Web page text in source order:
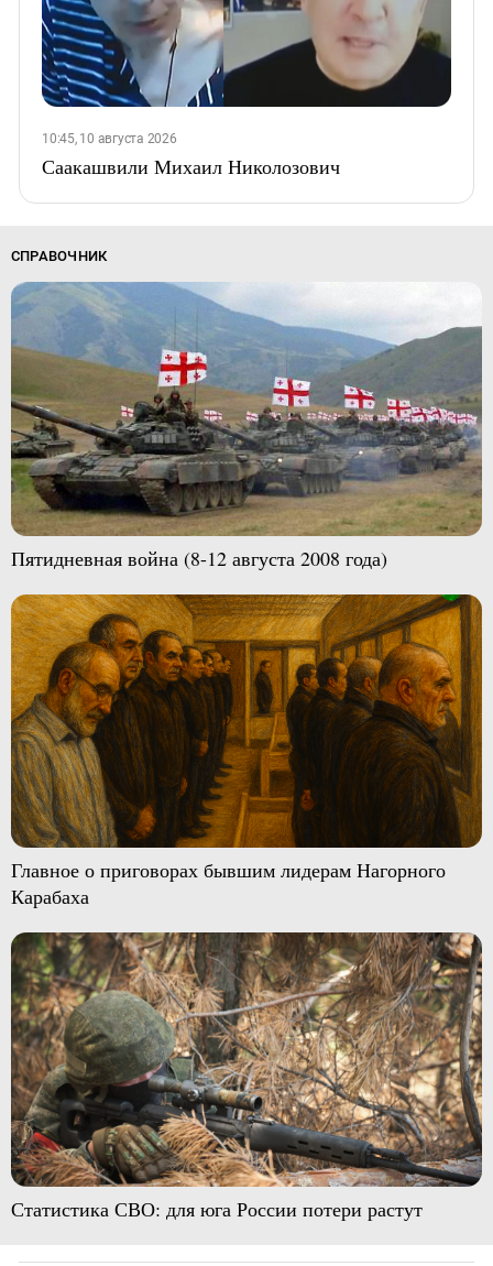
10:45, 10 августа 2026
Саакашвили Михаил Николозович
СПРАВОЧНИК
Пятидневная война (8-12 августа 2008 года)
Главное о приговорах бывшим лидерам Нагорного
Карабаха
Статистика СВО: для юга России потери растут